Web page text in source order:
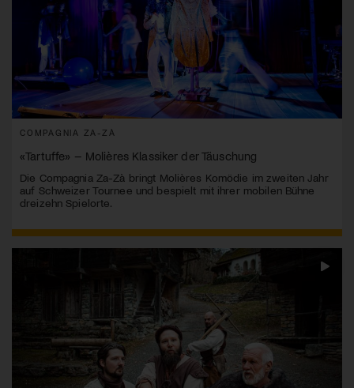
COMPAGNIA ZA-ZÀ
«Tartuffe» – Molières Klassiker der Täuschung
Die Compagnia Za-Zà bringt Molières Komödie im zweiten Jahr
auf Schweizer Tournee und bespielt mit ihrer mobilen Bühne
dreizehn Spielorte.